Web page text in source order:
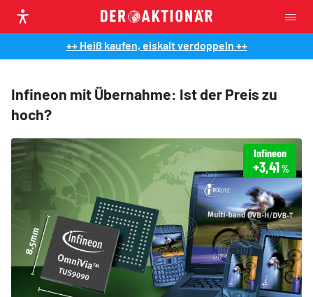
++ Heiß kaufen, eiskalt verdoppeln ++
Infineon mit Übernahme: Ist der Preis zu
hoch?
Infineon
+3,41%